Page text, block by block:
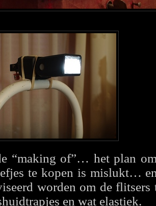
“making of”… het plan
te kopen is mislukt…
worden om de flitsers
en wat elastiek.